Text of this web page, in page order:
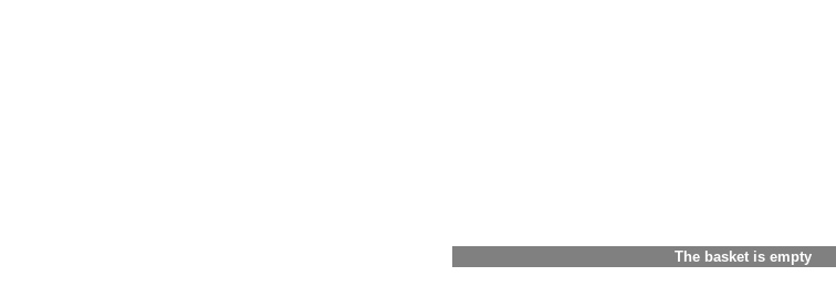
The basket is empty